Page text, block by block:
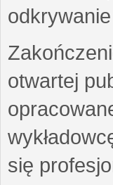
otwartej
się